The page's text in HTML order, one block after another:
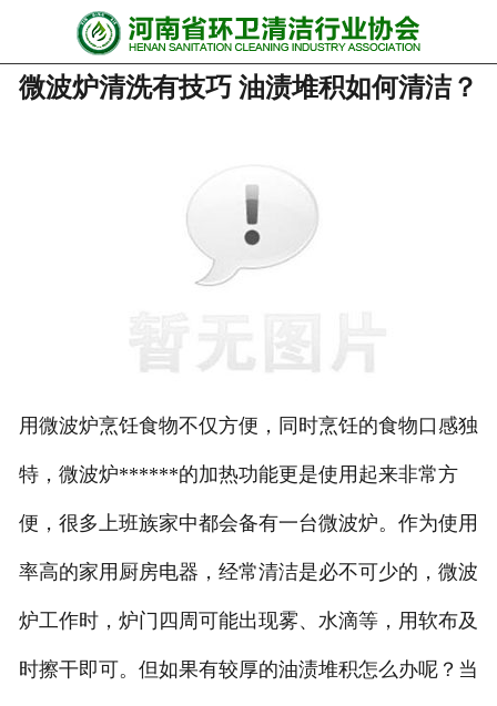
网站首页
协会动态
党政要闻
关于协会
联系我们
微波炉清洗有技巧 油渍堆积如何清洁？
用微波炉烹饪食物不仅方便，同时烹饪的食物口感独
特，微波炉******的加热功能更是使用起来非常方
便，很多上班族家中都会备有一台微波炉。作为使用
率高的家用厨房电器，经常清洁是必不可少的，微波
炉工作时，炉门四周可能出现雾、水滴等，用软布及
时擦干即可。但如果有较厚的油渍堆积怎么办呢？当